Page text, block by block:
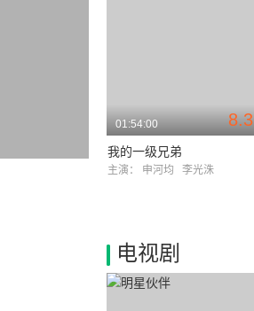
8.3
01:54:00
我的一级兄弟
主演： 申河均 李光洙
电视剧